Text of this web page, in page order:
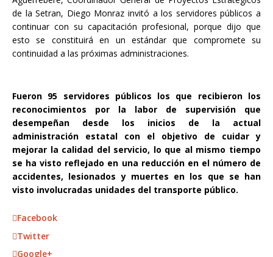
de la Setran, Diego Monraz invitó a los servidores públicos a
continuar con su capacitación profesional, porque dijo que
esto se constituirá en un estándar que compromete su
continuidad a las próximas administraciones.
Fueron 95 servidores públicos los que recibieron los
reconocimientos por la labor de supervisión que
desempeñan desde los inicios de la actual
administración estatal con el objetivo de cuidar y
mejorar la calidad del servicio, lo que al mismo tiempo
se ha visto reflejado en una reducción en el número de
accidentes, lesionados y muertes en los que se han
visto involucradas unidades del transporte público.
Facebook
Twitter
Google+